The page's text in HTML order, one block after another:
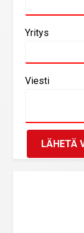
Yritys
Viesti